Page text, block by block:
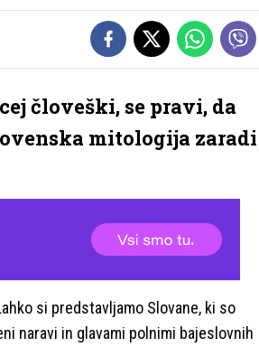
človeški, se pravi, da
mitologija zaradi
si predstavljamo Slovane, ki so
naravi in glavami polnimi bajeslovnih